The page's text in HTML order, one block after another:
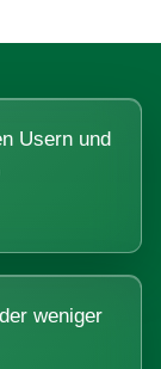
Usern und
weniger